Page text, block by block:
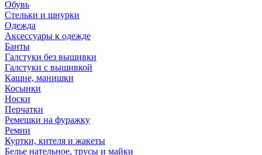
Обувь
Стельки и шнурки
Одежда
Аксессуары к одежде
Банты
Галстуки без вышивки
Галстуки с вышивкой
Кашне, манишки
Косынки
Носки
Перчатки
Ремешки на фуражку
Ремни
Куртки, кителя и жакеты
Белье нательное, трусы и майки